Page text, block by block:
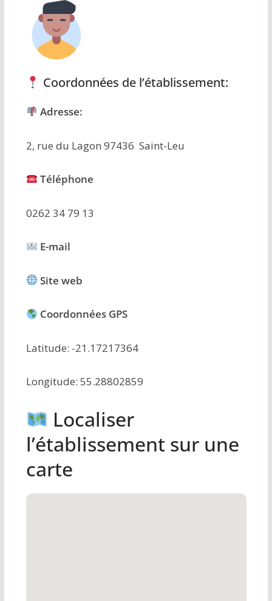
Coordonnées de l’établissement:
Adresse:
2, rue du Lagon 97436 Saint-Leu
Téléphone
0262 34 79 13
E-mail
Site web
Coordonnées GPS
Latitude: -21.17217364
Longitude: 55.28802859
Localiser
l’établissement sur une
carte